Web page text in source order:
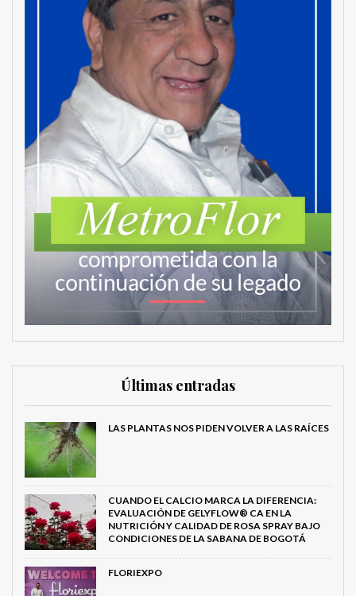
Últimas entradas
LAS PLANTAS NOS PIDEN VOLVER A LAS RAÍCES
CUANDO EL CALCIO MARCA LA DIFERENCIA:
EVALUACIÓN DE GELYFLOW® CA EN LA
NUTRICIÓN Y CALIDAD DE ROSA SPRAY BAJO
CONDICIONES DE LA SABANA DE BOGOTÁ
FLORIEXPO